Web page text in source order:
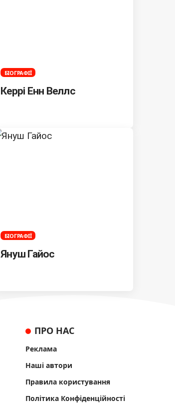
БІОГРАФІЇ
Керрі Енн Веллс
БІОГРАФІЇ
Януш Гайос
ПРО НАС
Реклама
Наші автори
Правила користування
Політика Конфіденційності